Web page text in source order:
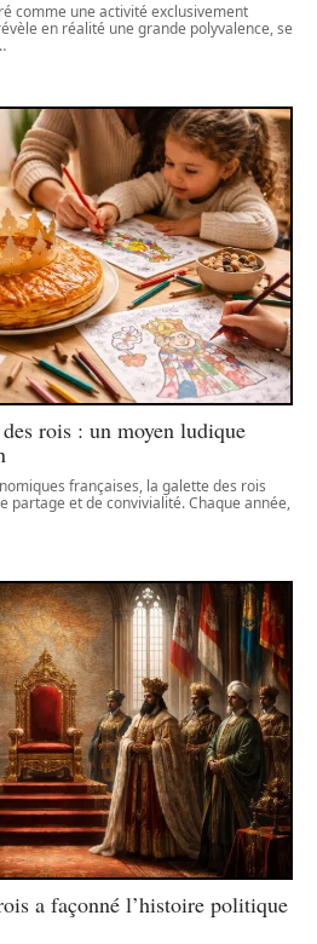
comme une activité exclusivement
en réalité une grande polyvalence, se
rois : un moyen ludique
françaises, la galette des rois
partage et de convivialité. Chaque année,
a façonné l’histoire politique